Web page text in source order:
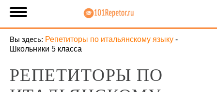
Вы здесь: Репетиторы по итальянскому языку -
Школьники 5 класса
РЕПЕТИТОРЫ ПО